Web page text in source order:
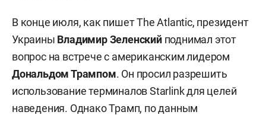
В конце июля, как пишет The Atlantic, президент
Украины Владимир Зеленскийподнимал этот
вопрос на встрече с американским лидером
Дональдом Трампом. Он просил разрешить
использование терминалов Starlink для целей
наведения. Однако Трамп, по данным